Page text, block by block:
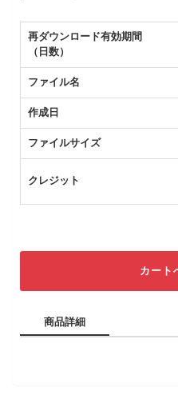
再ダウンロード有効期間
（日数）
ファイル名
作成日
ファイルサイズ
クレジット
商品詳細